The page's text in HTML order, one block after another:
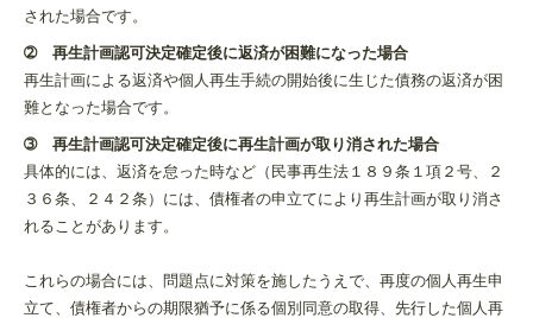
された場合です。
➁ 再生計画認可決定確定後に返済が困難になった場合
再生計画による返済や個人再生手続の開始後に生じた債務の返済が困
難となった場合です。
➂ 再生計画認可決定確定後に再生計画が取り消された場合
具体的には、返済を怠った時など（民事再生法１８９条１項２号、２
３６条、２４２条）には、債権者の申立てにより再生計画が取り消さ
れることがあります。
これらの場合には、問題点に対策を施したうえで、再度の個人再生申
立て、債権者からの期限猶予に係る個別同意の取得、先行した個人再